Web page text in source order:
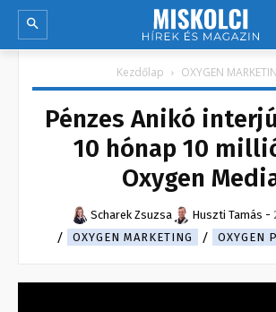
Kezdőlap OXYGEN
Pénzes Anikó
10 hónap 10
Oxygen
Scharek Zsuzsa Huszti Tamás -
OXYGEN MARKETING
OXYGEN